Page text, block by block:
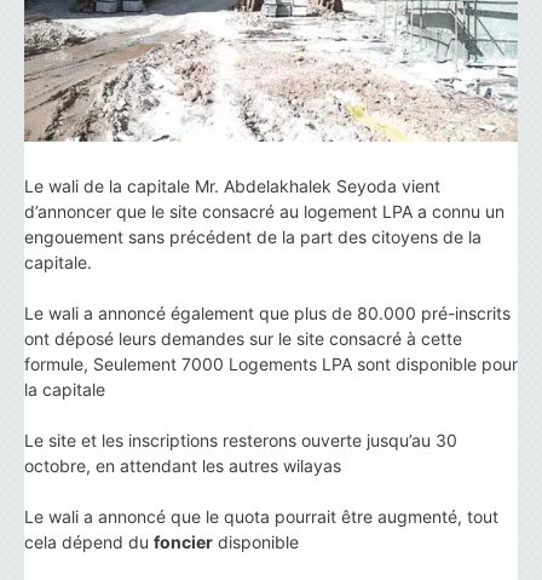
Le wali de la capitale Mr. Abdelakhalek Seyoda vient
d’annoncer que le site consacré au logement LPA a connu un
engouement sans précédent de la part des citoyens de la
capitale.
Le wali a annoncé également que plus de 80.000 pré-inscrits
ont déposé leurs demandes sur le site consacré à cette
formule, Seulement 7000 Logements LPA sont disponible pour
la capitale
Le site et les inscriptions resterons ouverte jusqu’au 30
octobre, en attendant les autres wilayas
Le wali a annoncé que le quota pourrait être augmenté, tout
cela dépend du foncier disponible